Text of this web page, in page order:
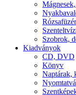
Szobrok,
Kiadványok
CD, DVD
Könyv
Naptárak,